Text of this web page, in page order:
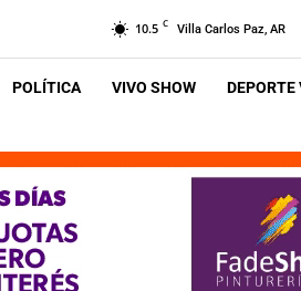
10.5 C Villa Carlos Paz, AR
POLÍTICA VIVO SHOW DEPORTE